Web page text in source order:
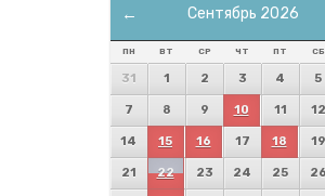
← Сентябрь 2026
ПН ВТ СР ЧТ ПТ СБ
31 1 2 3 4 5
7 8 9 10 11 12
14 15 16 17 18 19
21 22 23 24 25 26